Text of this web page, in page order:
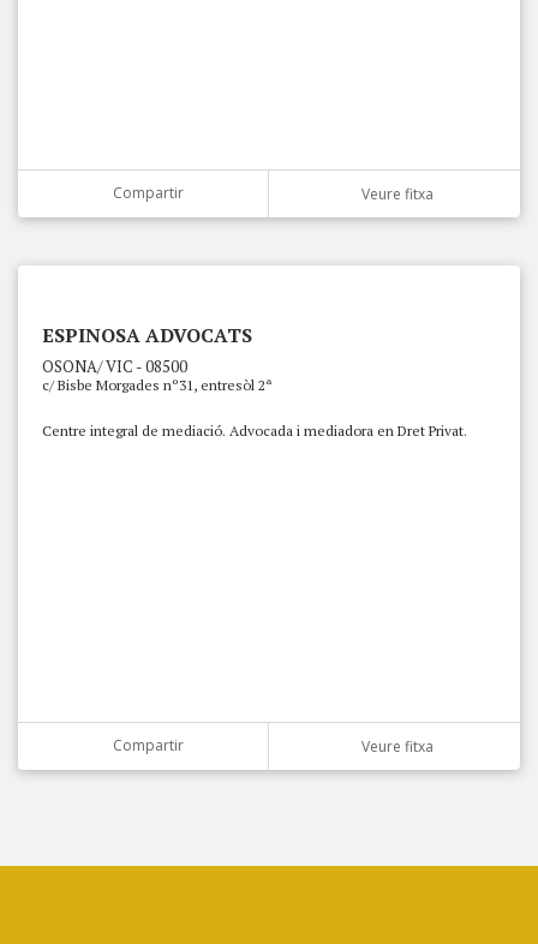
Compartir Veure fitxa
ESPINOSA ADVOCATS
OSONA/ VIC - 08500
c/ Bisbe Morgades nº31, entresòl 2ª
Centre integral de mediació. Advocada i mediadora en Dret Privat.
Compartir Veure fitxa